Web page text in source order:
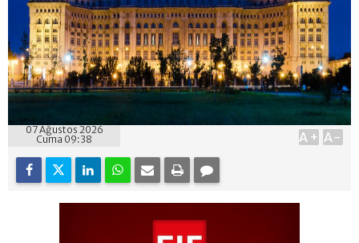
07 Ağustos 2026
Cuma 09:38
A+ A-